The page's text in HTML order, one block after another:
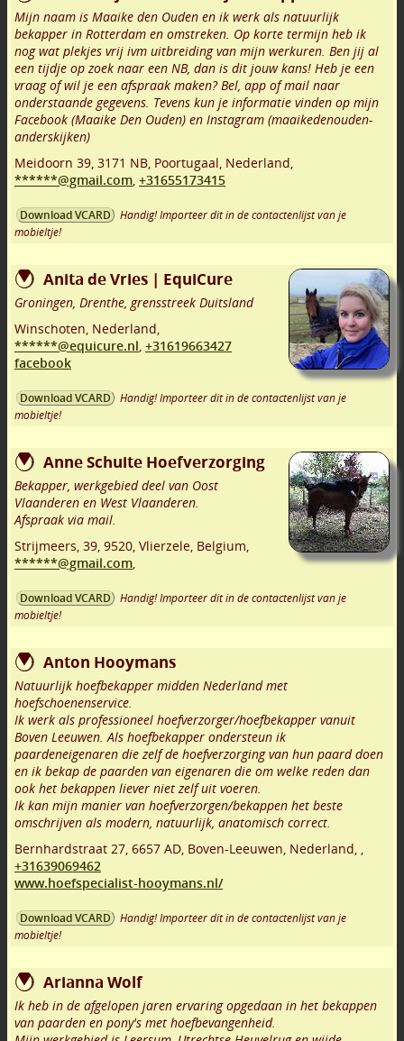
Mijn naam is Maaike den Ouden en ik werk als natuurlijk
bekapper in Rotterdam en omstreken. Op korte termijn heb ik
nog wat plekjes vrij ivm uitbreiding van mijn werkuren. Ben jij al
een tijdje op zoek naar een NB, dan is dit jouw kans! Heb je een
vraag of wil je een afspraak maken? Bel, app of mail naar
onderstaande gegevens. Tevens kun je informatie vinden op mijn
Facebook (Maaike Den Ouden) en Instagram (maaikedenouden-
anderskijken)
Meidoorn 39, 3171 NB, Poortugaal, Nederland,
******@gmail.com, +31655173415
Download VCARD
Handig! Importeer dit in de contactenlijst van je
mobieltje!
Anita de Vries | EquiCure
Groningen, Drenthe, grensstreek Duitsland
Winschoten, Nederland,
******@equicure.nl, +31619663427
facebook
Download VCARD
Handig! Importeer dit in de contactenlijst van je
mobieltje!
Anne Schuite Hoefverzorging
Bekapper, werkgebied deel van Oost
Vlaanderen en West Vlaanderen.
Afspraak via mail.
Strijmeers, 39, 9520, Vlierzele, Belgium,
******@gmail.com,
Download VCARD
Handig! Importeer dit in de contactenlijst van je
mobieltje!
Anton Hooymans
Natuurlijk hoefbekapper midden Nederland met
hoefschoenenservice.
Ik werk als professioneel hoefverzorger/hoefbekapper vanuit
Boven Leeuwen. Als hoefbekapper ondersteun ik
paardeneigenaren die zelf de hoefverzorging van hun paard doen
en ik bekap de paarden van eigenaren die om welke reden dan
ook het bekappen liever niet zelf uit voeren.
Ik kan mijn manier van hoefverzorgen/bekappen het beste
omschrijven als modern, natuurlijk, anatomisch correct.
Bernhardstraat 27, 6657 AD, Boven-Leeuwen, Nederland, ,
+31639069462
www.hoefspecialist-hooymans.nl/
Download VCARD
Handig! Importeer dit in de contactenlijst van je
mobieltje!
Arianna Wolf
Ik heb in de afgelopen jaren ervaring opgedaan in het bekappen
van paarden en pony's met hoefbevangenheid.